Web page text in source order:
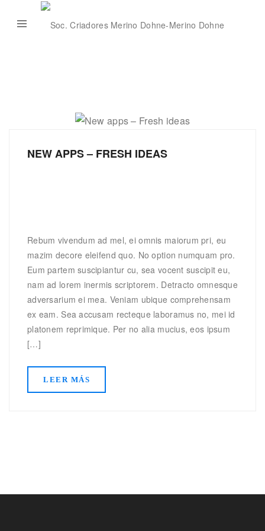
NEW APPS – FRESH IDEAS
Rebum vivendum ad mel, ei omnis maiorum pri, eu
mazim decore eleifend quo. No option numquam pro.
Eum partem suscipiantur cu, sea vocent suscipit eu,
nam ad lorem inermis scriptorem. Detracto omnesque
adversarium ei mea. Veniam ubique comprehensam
ex eam. Sea accusam recteque laboramus no, mei id
platonem reprimique. Per no alia mucius, eos ipsum
[…]
LEER MÁS